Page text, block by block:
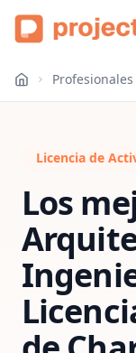
Profesionales
Licencia de
Los